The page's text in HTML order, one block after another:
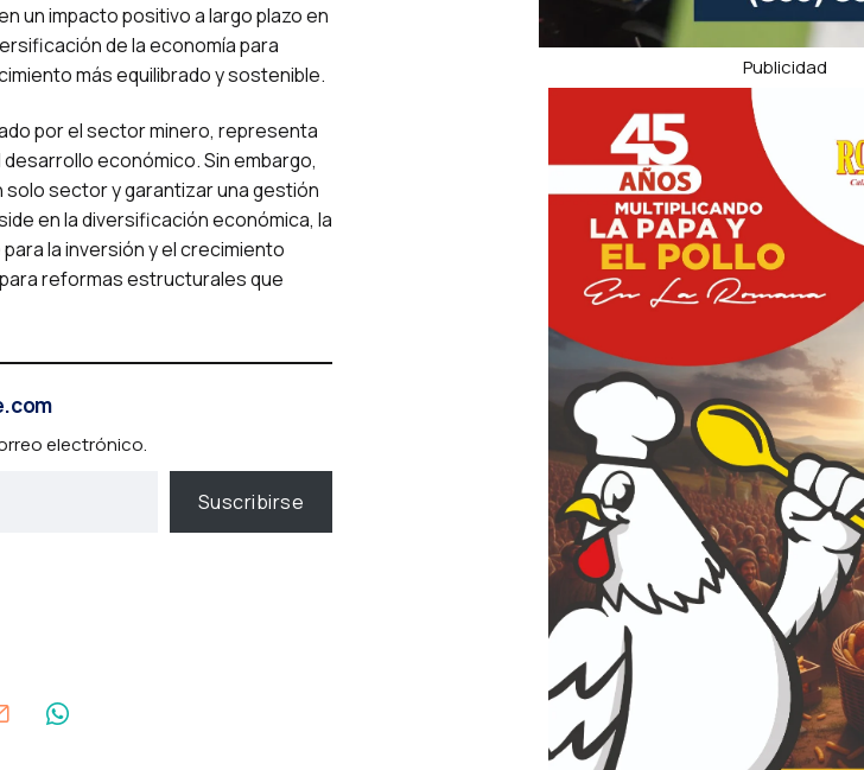
un impacto positivo a largo plazo en
de la economía para
más equilibrado y sostenible.
por el sector minero, representa
económico. Sin embargo,
sector y garantizar una gestión
en la diversificación económica, la
la inversión y el crecimiento
reformas estructurales que
electrónico.
Suscribirse
Publicidad